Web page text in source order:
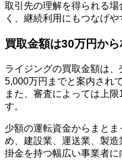
取引先の理解を得られる
く、継続利用にもつなげや
買取金額は30万円か
ライジングの買取金額は
5,000万円までと案内され
また、審査によっては上
す。
少額の運転資金からまと
め、建設業、運送業、製
掛金を持つ幅広い事業者に